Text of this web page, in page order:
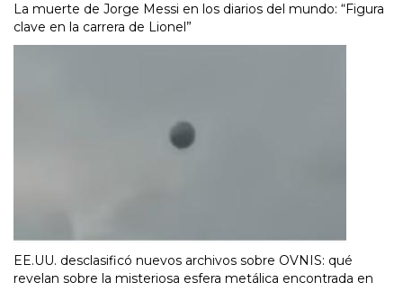
La muerte de Jorge Messi en los diarios del mundo: “Figura
clave en la carrera de Lionel”
EE.UU. desclasificó nuevos archivos sobre OVNIS: qué
revelan sobre la misteriosa esfera metálica encontrada en